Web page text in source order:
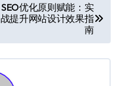
SEO优化原则赋能：实
战提升网站设计效果指
南